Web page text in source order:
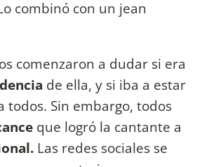
combinó con un jean
comenzaron a dudar si era
de ella, y si iba a estar
todos. Sin embargo, todos
que logró la cantante a
Las redes sociales se